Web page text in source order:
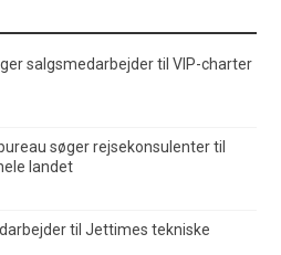
salgsmedarbejder til VIP-charter
søger rejsekonsulenter til
landet
til Jettimes tekniske